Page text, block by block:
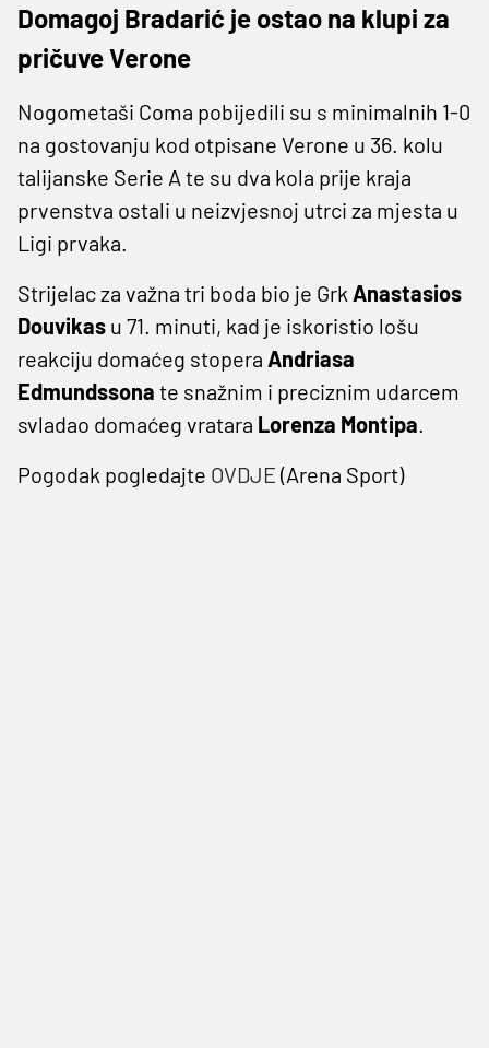
Domagoj Bradarić je ostao na klupi za
pričuve Verone
Nogometaši Coma pobijedili su s minimalnih 1-0
na gostovanju kod otpisane Verone u 36. kolu
talijanske Serie A te su dva kola prije kraja
prvenstva ostali u neizvjesnoj utrci za mjesta u
Ligi prvaka.
Strijelac za važna tri boda bio je Grk Anastasios
Douvikas u 71. minuti, kad je iskoristio lošu
reakciju domaćeg stopera Andriasa
Edmundssona te snažnim i preciznim udarcem
svladao domaćeg vratara Lorenza Montipa.
Pogodak pogledajte OVDJE (Arena Sport)